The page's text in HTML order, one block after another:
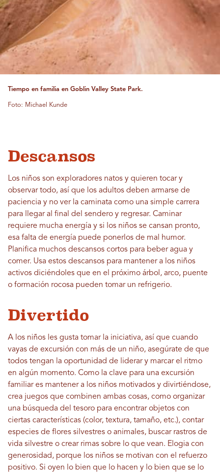
Tiempo en familia en Goblin Valley State Park.
Foto: Michael Kunde
Descansos
Los niños son exploradores natos y quieren tocar y
observar todo, así que los adultos deben armarse de
paciencia y no ver la caminata como una simple carrera
para llegar al final del sendero y regresar. Caminar
requiere mucha energía y si los niños se cansan pronto,
esa falta de energía puede ponerlos de mal humor.
Planifica muchos descansos cortos para beber agua y
comer. Usa estos descansos para mantener a los niños
activos diciéndoles que en el próximo árbol, arco, puente
o formación rocosa pueden tomar un refrigerio.
Divertido
A los niños les gusta tomar la iniciativa, así que cuando
vayas de excursión con más de un niño, asegúrate de que
todos tengan la oportunidad de liderar y marcar el ritmo
en algún momento. Como la clave para una excursión
familiar es mantener a los niños motivados y divirtiéndose,
crea juegos que combinen ambas cosas, como organizar
una búsqueda del tesoro para encontrar objetos con
ciertas características (color, textura, tamaño, etc.), contar
especies de flores silvestres o animales, buscar rastros de
vida silvestre o crear rimas sobre lo que vean. Elogia con
generosidad, porque los niños se motivan con el refuerzo
positivo. Si oyen lo bien que lo hacen y lo bien que se lo